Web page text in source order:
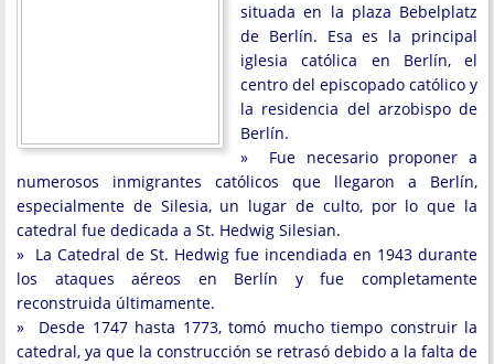
situada en la plaza Bebelplatz
de Berlín. Esa es la principal
iglesia católica en Berlín, el
centro del episcopado católico y
la residencia del arzobispo de
Berlín.
» Fue necesario proponer a
numerosos inmigrantes católicos que llegaron a Berlín,
especialmente de Silesia, un lugar de culto, por lo que la
catedral fue dedicada a St. Hedwig Silesian.
» La Catedral de St. Hedwig fue incendiada en 1943 durante
los ataques aéreos en Berlín y fue completamente
reconstruida últimamente.
» Desde 1747 hasta 1773, tomó mucho tiempo construir la
catedral, ya que la construcción se retrasó debido a la falta de